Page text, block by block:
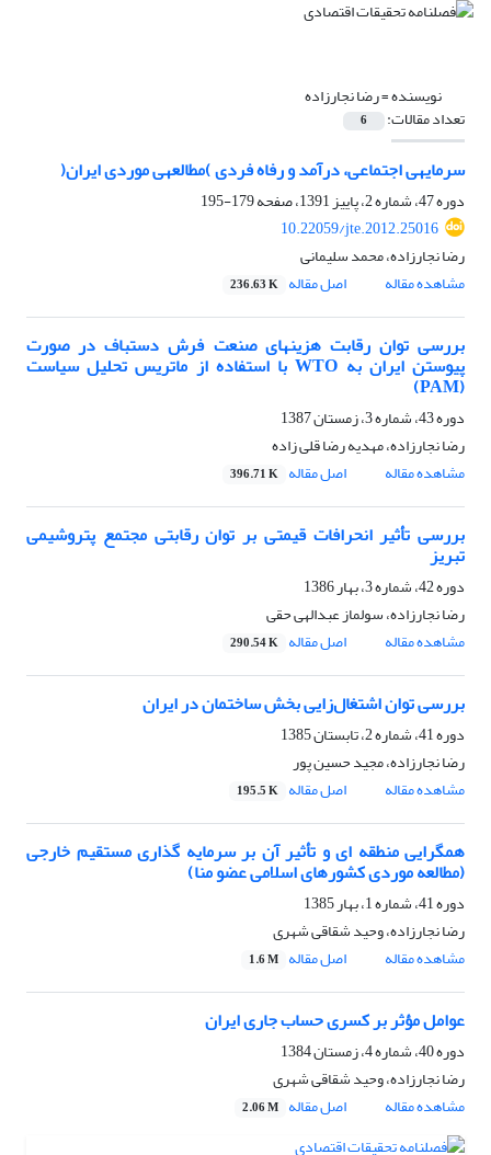
نویسنده =رضا نجارزاده
تعداد مقالات: 6
سرمایه‎ی اجتماعی، درآمد و رفاه فردی )مطالعه‎ی موردی ایران(
دوره 47، شماره 2، پاییز 1391، صفحه
179-195
10.22059/jte.2012.25016
رضا نجارزاده، محمد سلیمانی
مشاهده مقاله
اصل مقاله 236.63 K
بررسی توان رقابت هزینه‎ای صنعت فرش دستباف در صورت
پیوستن ایران به WTO با استفاده از ماتریس تحلیل سیاست
(PAM)
دوره 43، شماره 3، زمستان 1387
رضا نجارزاده، مهدیه رضا قلی زاده
مشاهده مقاله
اصل مقاله 396.71 K
بررسی تأثیر انحرافات قیمتی بر توان رقابتی مجتمع پتروشیمی
تبریز
دوره 42، شماره 3، بهار 1386
رضا نجارزاده، سولماز عبدالهی حقی
مشاهده مقاله
اصل مقاله 290.54 K
بررسی توان اشتغال‌زایی بخش ساختمان در ایران
دوره 41، شماره 2، تابستان 1385
رضا نجارزاده، مجید حسین پور
مشاهده مقاله
اصل مقاله 195.5 K
همگرایی منطقه ای و تأثیر آن بر سرمایه گذاری مستقیم خارجی
(مطالعه موردی کشورهای اسلامی عضو منا)
دوره 41، شماره 1، بهار 1385
رضا نجارزاده، وحید شقاقی شهری
مشاهده مقاله
اصل مقاله 1.6 M
عوامل مؤثر بر کسری حساب جاری ایران
دوره 40، شماره 4، زمستان 1384
رضا نجارزاده، وحید شقاقی شهری
مشاهده مقاله
اصل مقاله 2.06 M